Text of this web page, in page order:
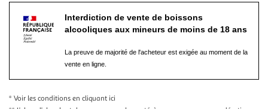
Interdiction de vente de boissons
alcooliques aux mineurs de moins de 18 ans
La preuve de majorité de l'acheteur est exigée au moment de la
vente en ligne.
* Voir les conditions en cliquant ici